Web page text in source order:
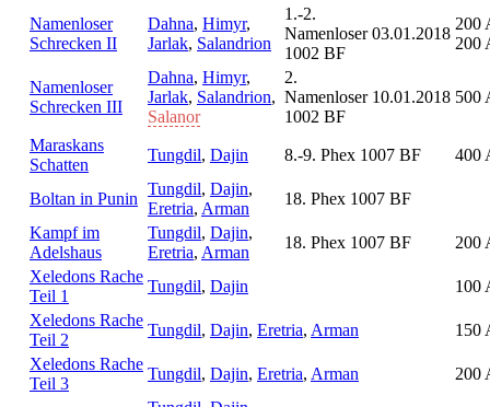
Namenloser
Schrecken II
Dahna, Himyr,
Jarlak, Salandrion
1.-2.
Namenloser
1002 BF
03.01.2018
200
200
Namenloser
Schrecken III
Dahna, Himyr,
Jarlak, Salandrion,
Salanor
2.
Namenloser
1002 BF
10.01.2018 500
Maraskans
Schatten
Tungdil, Dajin 8.-9. Phex 1007 BF 400
Boltan in Punin
Tungdil, Dajin,
Eretria, Arman
18. Phex 1007 BF
Kampf im
Adelshaus
Tungdil, Dajin,
Eretria, Arman
18. Phex 1007 BF
200
Xeledons Rache
Teil 1
Tungdil, Dajin
100
Xeledons Rache
Teil 2
Tungdil, Dajin, Eretria, Arman
150
Xeledons Rache
Teil 3
Tungdil, Dajin, Eretria, Arman
200